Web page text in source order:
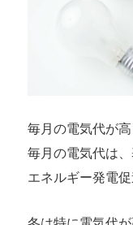
毎月の電気代が
毎月の電気代は
エネルギー発電